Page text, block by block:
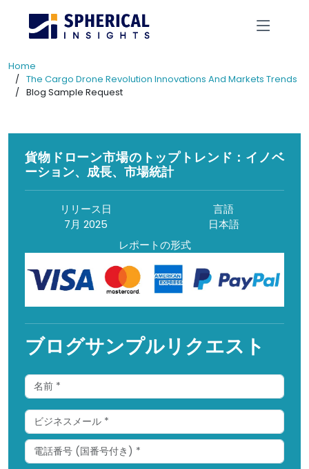
Home
The Cargo Drone Revolution Innovations And Markets Trends
Blog Sample Request
貨物ドローン市場のトップトレンド：イノベ
ーション、成長、市場統計
リリース日
7月 2025
言語
日本語
レポートの形式
ブログサンプルリクエスト